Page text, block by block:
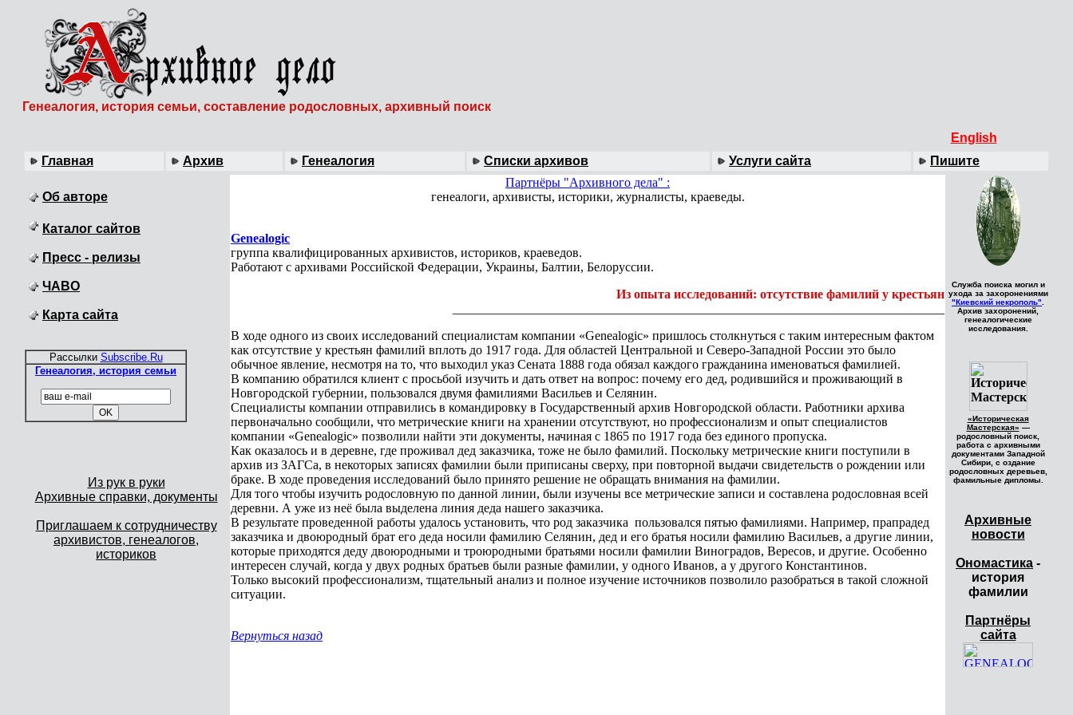
Генеалогия, история семьи, составление родословных, архивный поиск
English
Главная
Архив Генеалогия Списки архивов Услуги сайта Пишите
Об авторе
Каталог сайтов
Пресс - релизы
ЧАВО
Карта сайта
Рассылки Subscribe.Ru
Генеалогия, история семьи
Из рук в руки
Архивные справки, документы
Приглашаем к сотрудничеству
архивистов, генеалогов,
историков
Партнёры "Архивного дела" :
генеалоги, архивисты, историки, журналисты, краеведы.
Genealogic
группа квалифицированных архивистов, историков, краеведов.
Работают с архивами Российской Федерации, Украины, Балтии, Белоруссии.
Из опыта исследований: отсутствие фамилий у крестьян
В ходе одного из своих исследований специалистам компании «Genealogic» пришлось столкнуться с таким интересным фактом
как отсутствие у крестьян фамилий вплоть до 1917 года. Для областей Центральной и Северо-Западной России это было
обычное явление, несмотря на то, что выходил указ Сената 1888 года обязал каждого гражданина именоваться фамилией.
В компанию обратился клиент с просьбой изучить и дать ответ на вопрос: почему его дед, родившийся и проживающий в
Новгородской губернии, пользовался двумя фамилиями Васильев и Селянин.
Специалисты компании отправились в командировку в Государственный архив Новгородской области. Работники архива
первоначально сообщили, что метрические книги на хранении отсутствуют, но профессионализм и опыт специалистов
компании «Genealogic» позволили найти эти документы, начиная с 1865 по 1917 года без единого пропуска.
Как оказалось и в деревне, где проживал дед заказчика, тоже не было фамилий. Поскольку метрические книги поступили в
архив из ЗАГСа, в некоторых записях фамилии были приписаны сверху, при повторной выдачи свидетельств о рождении или
браке. В ходе проведения исследований было принято решение не обращать внимания на фамилии.
Для того чтобы изучить родословную по данной линии, были изучены все метрические записи и составлена родословная всей
деревни. А уже из неё была выделена линия деда нашего заказчика.
В результате проведенной работы удалось установить, что род заказчика пользовался пятью фамилиями. Например, прапрадед
заказчика и двоюродный брат его деда носили фамилию Селянин, дед и его братья носили фамилию Васильев, а другие линии,
которые приходятся деду двоюродными и троюродными братьями носили фамилии Виноградов, Вересов, и другие. Особенно
интересен случай, когда у двух родных братьев были разные фамилии, у одного Иванов, а у другого Константинов.
Только высокий профессионализм, тщательный анализ и полное изучение источников позволило разобраться в такой сложной
ситуации.
Вернуться назад
Служба поиска могил и
ухода за захоронениями
"Киевский некрополь"
Архив захоронений,
генеалогические
исследования.
«Историческая
Мастерская» —
родословный поиск,
работа с архивными
документами Западной
Сибири, с оздание
родословных деревьев,
фамильные дипломы.
Архивные
новости
Ономастика -
история
фамилии
Партнёры
сайта